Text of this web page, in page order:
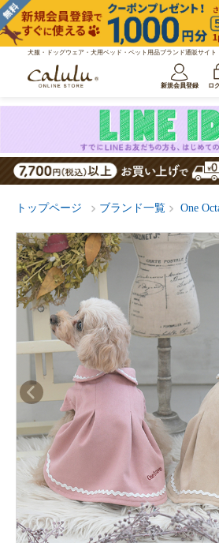
犬服・ドッグウェア・犬用ベッド・ペット用品ブランド通販サイト
新規会員登録 ロ
トップページ ブランド一覧 One